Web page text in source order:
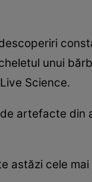
unui
Science.
artefacte din
astăzi cele